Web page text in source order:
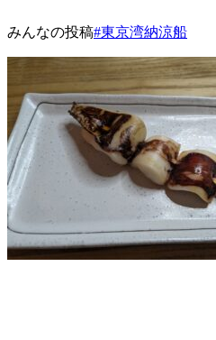
みんなの投稿#東京湾納涼船